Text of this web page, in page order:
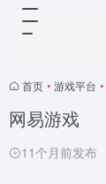
首页 • 游戏平台 •
网易游戏
11个月前发布